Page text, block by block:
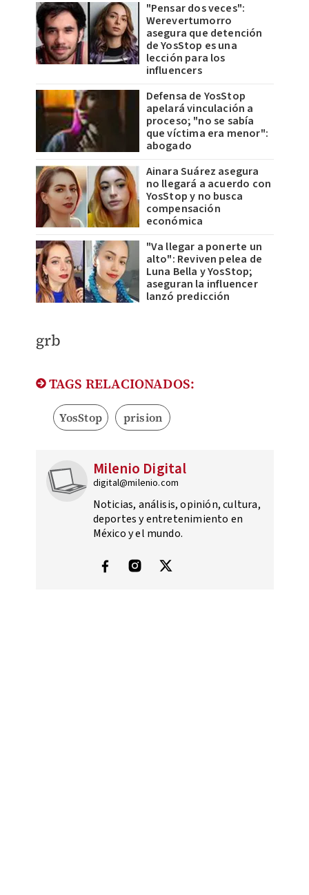
"Pensar dos veces":
Werevertumorro
asegura que detención
de YosStop es una
lección para los
influencers
Defensa de YosStop
apelará vinculación a
proceso; "no se sabía
que víctima era menor":
abogado
Ainara Suárez asegura
no llegará a acuerdo con
YosStop y no busca
compensación
económica
"Va llegar a ponerte un
alto": Reviven pelea de
Luna Bella y YosStop;
aseguran la influencer
lanzó predicción
​grb
TAGS RELACIONADOS:
YosStop prision
Milenio Digital
digital@milenio.com
Noticias, análisis, opinión, cultura,
deportes y entretenimiento en
México y el mundo.